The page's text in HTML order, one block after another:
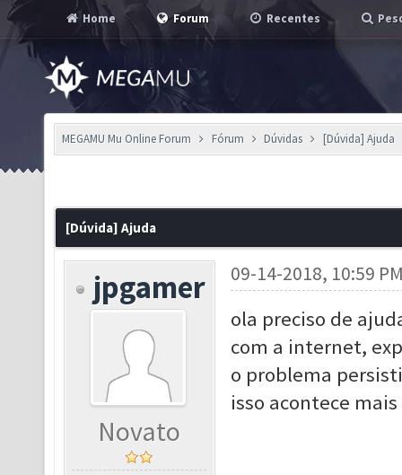
Home Forum Recentes
MEGAMU Mu Online Forum Fórum Dúvidas [Dúvida] Ajuda
[Dúvida] Ajuda
jpgamer
Novato
09-14-2018, 10:59
ola preciso de
com a internet,
o problema
isso acontece